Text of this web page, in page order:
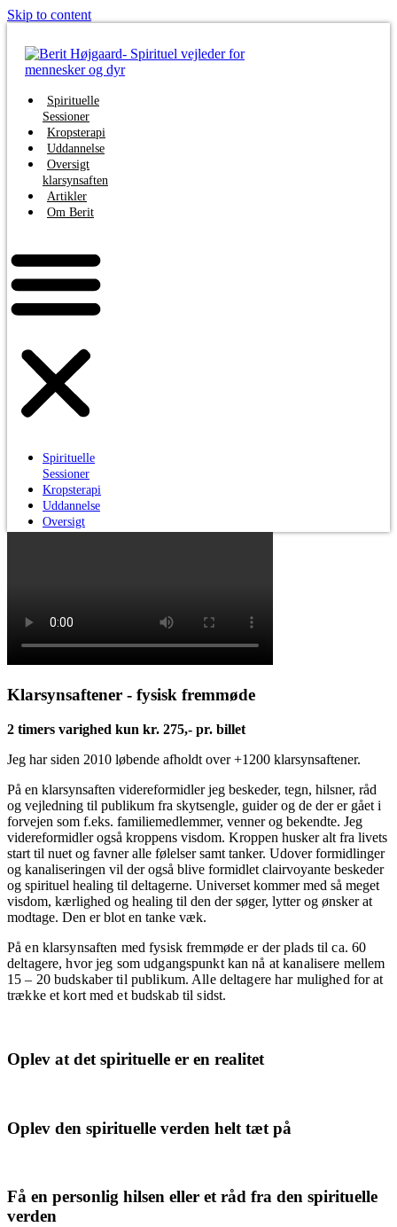
Skip to content
Spirituelle
Sessioner
Kropsterapi
Uddannelse
Oversigt
klarsynsaften
Artikler
Om Berit
Spirituelle
Sessioner
Kropsterapi
Uddannelse
Oversigt
Klarsynsaftener - fysisk fremmøde
2 timers varighed kun kr. 275,- pr. billet
Jeg har siden 2010 løbende afholdt over +1200 klarsynsaftener.
På en klarsynsaften videreformidler jeg beskeder, tegn, hilsner, råd
og vejledning til publikum fra skytsengle, guider og de der er gået i
forvejen som f.eks. familiemedlemmer, venner og bekendte. Jeg
videreformidler også kroppens visdom. Kroppen husker alt fra livets
start til nuet og favner alle følelser samt tanker. Udover formidlinger
og kanaliseringen vil der også blive formidlet clairvoyante beskeder
og spirituel healing til deltagerne. Universet kommer med så meget
visdom, kærlighed og healing til den der søger, lytter og ønsker at
modtage. Den er blot en tanke væk.
På en klarsynsaften med fysisk fremmøde er der plads til ca. 60
deltagere, hvor jeg som udgangspunkt kan nå at kanalisere mellem
15 – 20 budskaber til publikum. Alle deltagere har mulighed for at
trække et kort med et budskab til sidst.
Oplev at det spirituelle er en realitet
Oplev den spirituelle verden helt tæt på
Få en personlig hilsen eller et råd fra den spirituelle
verden